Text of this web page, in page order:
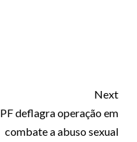
Next
PF deflagra operação em
combate a abuso sexual